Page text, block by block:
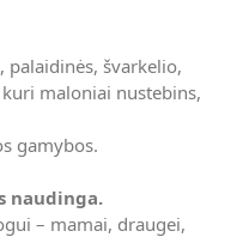
švarkelio,
maloniai nustebins,
gamybos.
naudinga.
– mamai, draugei,